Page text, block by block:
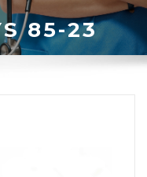
85-23